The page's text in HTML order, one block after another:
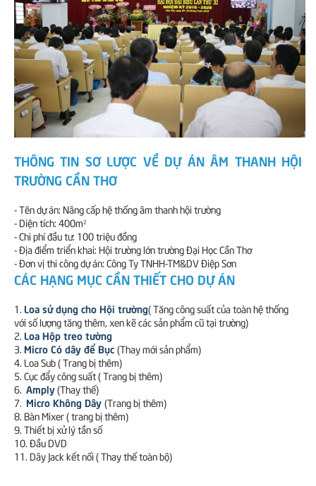
THÔNG TIN SƠ LƯỢC VỀ DỰ ÁN ÂM THANH HỘI
TRƯỜNG CẦN THƠ
- Tên dự án: Nâng cấp hệ thống âm thanh hội trường
- Diện tích: 400m²
- Chi phí đầu tư: 100 triệu đồng
- Địa điểm triển khai: Hội trường lớn trường Đại Học Cần Thơ
- Đơn vị thi công dự án: Công Ty TNHH-TM&DV Điệp Sơn
CÁC HẠNG MỤC CẦN THIẾT CHO DỰ ÁN
1. Loa sử dụng cho Hội trường( Tăng công suất của toàn hệ thống
với số lượng tăng thêm, xen kẽ các sản phẩm cũ tại trường)
2. Loa Hộp treo tường
3. Micro Có dây để Bục (Thay mới sản phẩm)
4. Loa Sub ( Trang bị thêm)
5. Cục đẩy công suất ( Trang bị thêm)
6. Amply(Thay thế)
7. Micro Không Dây (Trang bị thêm)
8. Bàn Mixer ( trang bị thêm)
9. Thiết bị xử lý tần số
10. Đầu DVD
11. Dây Jack kết nối ( Thay thế toàn bộ)